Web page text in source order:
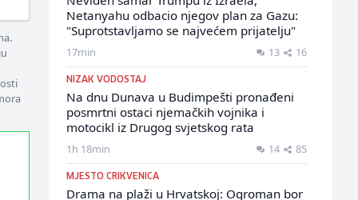
Netanyahu odbacio njegov plan za Gazu:
"Suprotstavljamo se najvećem prijatelju"
17min 13 16
NIZAK VODOSTAJ
Na dnu Dunava u Budimpešti pronađeni
posmrtni ostaci njemačkih vojnika i
motocikl iz Drugog svjetskog rata
1h 18min 14 85
MJESTO CRIKVENICA
Drama na plaži u Hrvatskoj: Ogroman bor